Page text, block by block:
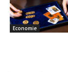
Economie